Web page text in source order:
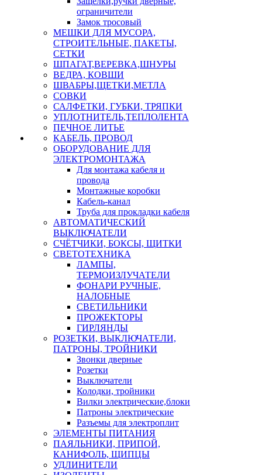
ограничители
Замок тросовый
МЕШКИ ДЛЯ МУСОРА,
СТРОИТЕЛЬНЫЕ, ПАКЕТЫ,
СЕТКИ
ШПАГАТ,ВЕРЕВКА,ШНУРЫ
ВЕДРА, КОВШИ
ШВАБРЫ,ЩЕТКИ,МЕТЛА
СОВКИ
САЛФЕТКИ, ГУБКИ, ТРЯПКИ
УПЛОТНИТЕЛЬ,ТЕПЛОЛЕНТА
ПЕЧНОЕ ЛИТЬЕ
КАБЕЛЬ, ПРОВОД
ОБОРУДОВАНИЕ ДЛЯ
ЭЛЕКТРОМОНТАЖА
Для монтажа кабеля и
провода
Монтажные коробки
Кабель-канал
Труба для прокладки кабеля
АВТОМАТИЧЕСКИЙ
ВЫКЛЮЧАТЕЛИ
СЧЁТЧИКИ, БОКСЫ, ЩИТКИ
СВЕТОТЕХНИКА
ЛАМПЫ,
ТЕРМОИЗЛУЧАТЕЛИ
ФОНАРИ РУЧНЫЕ,
НАЛОБНЫЕ
СВЕТИЛЬНИКИ
ПРОЖЕКТОРЫ
ГИРЛЯНДЫ
РОЗЕТКИ, ВЫКЛЮЧАТЕЛИ,
ПАТРОНЫ, ТРОЙНИКИ
Звонки дверные
Розетки
Выключатели
Колодки, тройники
Вилки электрические,блоки
Патроны электрические
Разъемы для электроплит
ЭЛЕМЕНТЫ ПИТАНИЯ
ПАЯЛЬНИКИ, ПРИПОЙ,
КАНИФОЛЬ, ЩИПЦЫ
УДЛИНИТЕЛИ